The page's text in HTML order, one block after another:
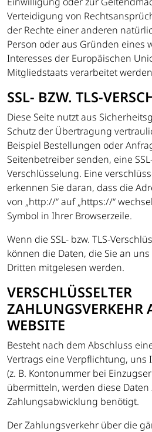
Verteidigung von
der Rechte einer anderen
Person oder aus Gründen eines
Interesses der Europäischen
Mitgliedstaats verarbeitet
SSL- BZW. TLS-
Diese Seite nutzt aus
Schutz der Übertragung
Beispiel Bestellungen oder
Seitenbetreiber senden, eine
Verschlüsselung. Eine
erkennen Sie daran, dass die
von „http://“ auf „https://“
Symbol in Ihrer Browserzeile.
Wenn die SSL- bzw. TLS-
können die Daten, die Sie an
Dritten mitgelesen werden.
VERSCHLÜSSELTER
ZAHLUNGSVERKEHR
WEBSITE
Besteht nach dem Abschluss
Vertrags eine Verpflichtung, uns
(z. B. Kontonummer bei
übermitteln, werden diese Daten
Zahlungsabwicklung benötigt.
Der Zahlungsverkehr über die